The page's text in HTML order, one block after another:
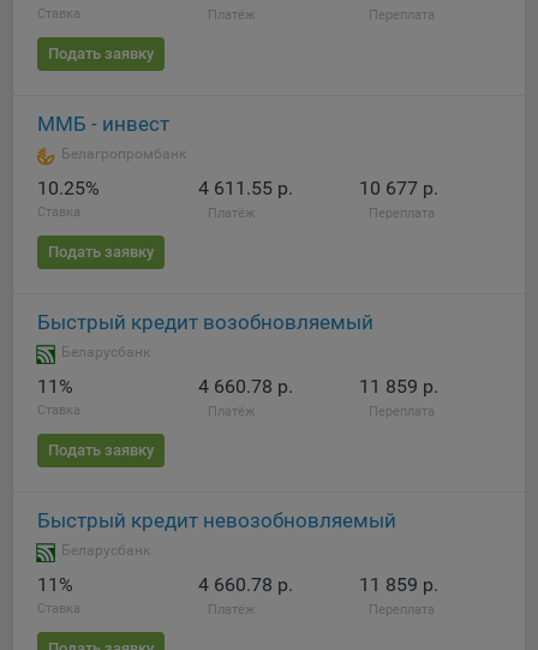
Ставка Платёж Переплата
Подать заявку
ММБ - инвест
Белагропромбанк
10.25%
Ставка
4 611.55 р.
Платёж
10 677 р.
Переплата
Подать заявку
Быстрый кредит возобновляемый
Беларусбанк
11%
Ставка
4 660.78 р.
Платёж
11 859 р.
Переплата
Подать заявку
Быстрый кредит невозобновляемый
Беларусбанк
11%
Ставка
4 660.78 р.
Платёж
11 859 р.
Переплата